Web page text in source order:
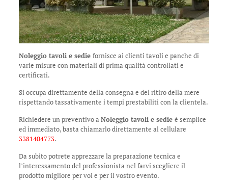
Noleggio tavoli e sedie fornisce ai clienti tavoli e panche di
varie misure con materiali di prima qualità controllati e
certificati.
Si occupa direttamente della consegna e del ritiro della mere
rispettando tassativamente i tempi prestabiliti con la clientela.
Richiedere un preventivo a Noleggio tavoli e sedie è semplice
ed immediato, basta chiamarlo direttamente al cellulare
3381404773.
Da subito potrete apprezzare la preparazione tecnica e
l’interessamento del professionista nel farvi scegliere il
prodotto migliore per voi e per il vostro evento.